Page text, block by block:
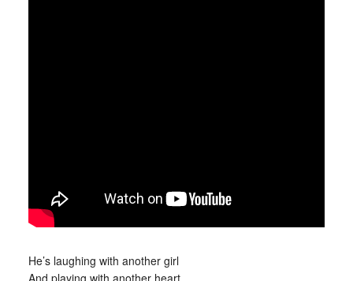
He’s laughing with another girl
And playing with another heart